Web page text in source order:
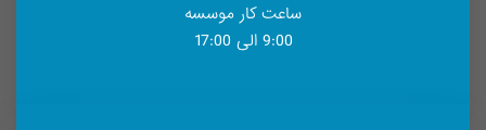
ساعت کار موسسه
9:00 الی 17:00